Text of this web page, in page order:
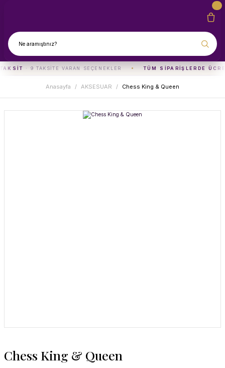
· 9 TAKSITE VARAN SEÇENEKLER TÜM SIPARIŞLERDE
Anasayfa AKSESUAR Chess King & Queen
Chess King & Queen